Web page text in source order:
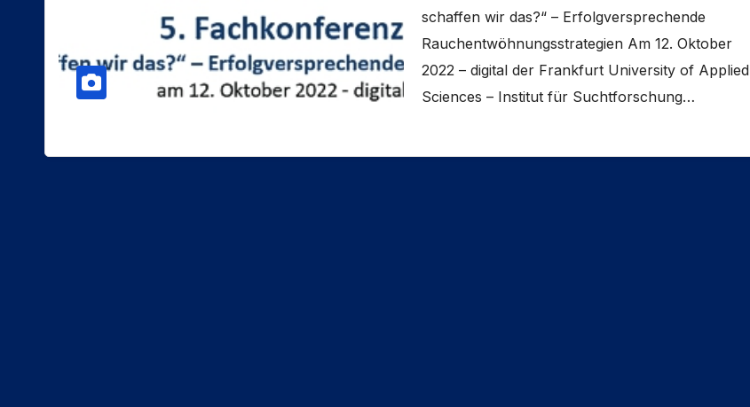
schaffen wir das?“ – Erfolgversprechende
Rauchentwöhnungsstrategien Am 12. Oktober
2022 – digital der Frankfurt University of Applied
Sciences – Institut für Suchtforschung…